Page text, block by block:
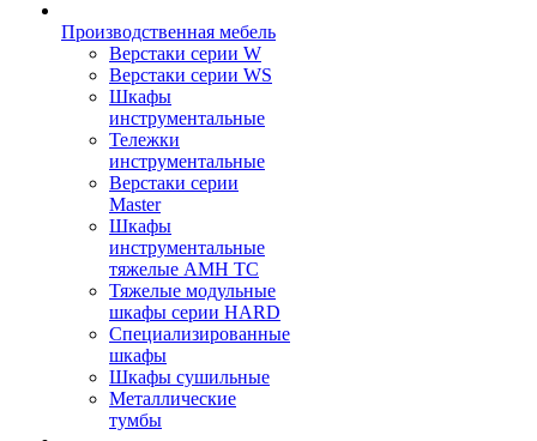
Производственная мебель
Верстаки серии W
Верстаки серии WS
Шкафы
инструментальные
Тележки
инструментальные
Верстаки серии
Master
Шкафы
инструментальные
тяжелые AMH TC
Тяжелые модульные
шкафы серии HARD
Cпециализированные
шкафы
Шкафы сушильные
Металлические
тумбы